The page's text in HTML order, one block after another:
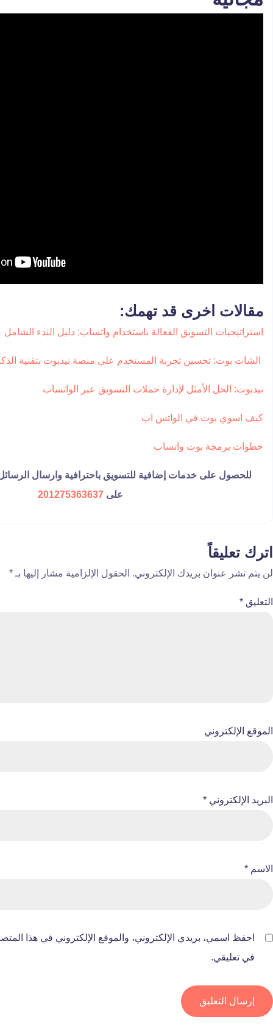
مقالات اخرى قد تهمك:
استراتيجيات التسويق الفعالة باستخدام واتساب: دليل البدء الشامل
الشات بوت: تحسين تجربة المستخدم على منصة نيدبوت بتقنية
نيدبوت: الحل الأمثل لإدارة حملات التسويق عبر الواتساب
كيف اسوي بوت في الواتس اب
خطوات برمجة بوت واتساب
للحصول على خدمات إضافية للتسويق باحترافية وارسال
على 201275363637
اترك تعليقاً
لن يتم نشر عنوان بريدك الإلكتروني. الحقول الإلزامية مشار إليها بـ *
التعليق *
الاسم *
البريد الإلكتروني *
الموقع الإلكتروني
احفظ اسمي، بريدي الإلكتروني، والموقع الإلكتروني في هذا
في تعليقي.